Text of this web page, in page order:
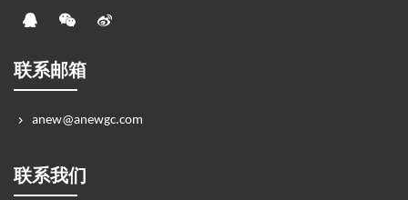
联系邮箱
anew@anewgc.com
联系我们